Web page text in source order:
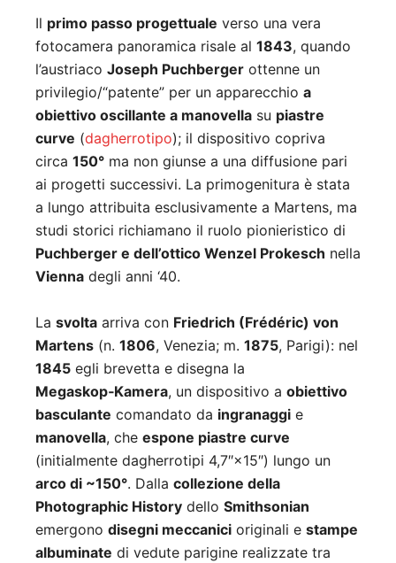
Il primo passo progettuale verso una vera
fotocamera panoramica risale al 1843, quando
l’austriaco Joseph Puchberger ottenne un
privilegio/“patente” per un apparecchio a
obiettivo oscillante a manovella su piastre
curve (dagherrotipo); il dispositivo copriva
circa 150° ma non giunse a una diffusione pari
ai progetti successivi. La primogenitura è stata
a lungo attribuita esclusivamente a Martens, ma
studi storici richiamano il ruolo pionieristico di
Puchberger e dell’ottico Wenzel Prokesch nella
Vienna degli anni ‘40.
La svolta arriva con Friedrich (Frédéric) von
Martens (n. 1806, Venezia; m. 1875, Parigi): nel
1845 egli brevetta e disegna la
Megaskop‑Kamera, un dispositivo a obiettivo
basculante comandato da ingranaggi e
manovella, che espone piastre curve
(initialmente dagherrotipi 4,7″×15″) lungo un
arco di ~150°. Dalla collezione della
Photographic History dello Smithsonian
emergono disegni meccanici originali e stampe
albuminate di vedute parigine realizzate tra